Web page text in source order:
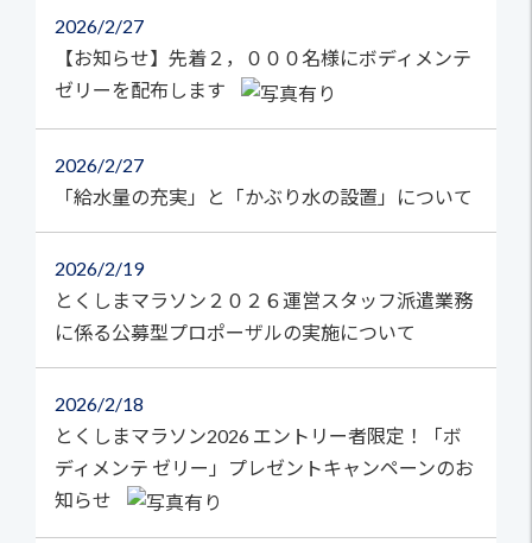
2026 2/27
【お知らせ】先着２，０００名様にボディメンテ
ゼリーを配布します
2026 2/27
「給水量の充実」と「かぶり水の設置」について
2026 2/19
とくしまマラソン２０２６運営スタッフ派遣業務
に係る公募型プロポーザルの実施について
2026 2/18
とくしまマラソン2026 エントリー者限定！「ボ
ディメンテ ゼリー」プレゼントキャンペーンのお
知らせ